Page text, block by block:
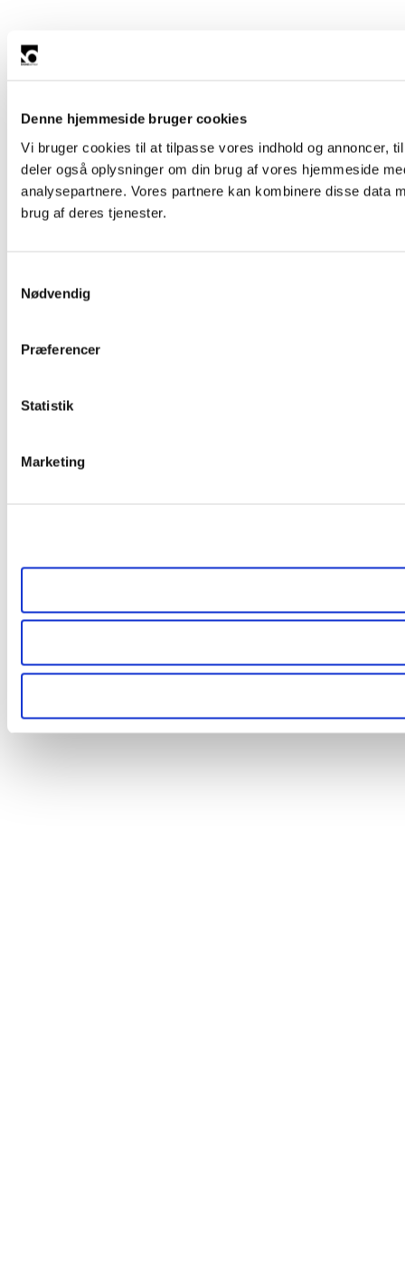
Denne hjemmeside bruger cookies
Vi bruger cookies til at tilpasse vores indhold og annoncer,
deler også oplysninger om din brug af vores hjemmeside
analysepartnere. Vores partnere kan kombinere disse data
brug af deres tjenester.
Nødvendig
Præferencer
Statistik
Marketing